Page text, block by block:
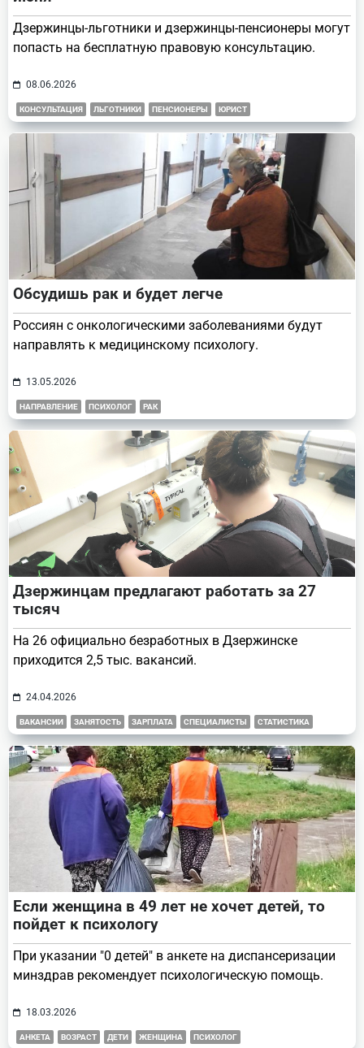
Дзержинцы-льготники и дзержинцы-пенсионеры могут
попасть на бесплатную правовую консультацию.
08.06.2026
КОНСУЛЬТАЦИЯ ЛЬГОТНИКИ ПЕНСИОНЕРЫ ЮРИСТ
Обсудишь рак и будет легче
Россиян с онкологическими заболеваниями будут
направлять к медицинскому психологу.
13.05.2026
НАПРАВЛЕНИЕ ПСИХОЛОГ РАК
Дзержинцам предлагают работать за 27
тысяч
На 26 официально безработных в Дзержинске
приходится 2,5 тыс. вакансий.
24.04.2026
ВАКАНСИИ ЗАНЯТОСТЬ ЗАРПЛАТА СПЕЦИАЛИСТЫ СТАТИСТИКА
Если женщина в 49 лет не хочет детей, то
пойдет к психологу
При указании "0 детей" в анкете на диспансеризации
минздрав рекомендует психологическую помощь.
18.03.2026
АНКЕТА ВОЗРАСТ ДЕТИ ЖЕНЩИНА ПСИХОЛОГ